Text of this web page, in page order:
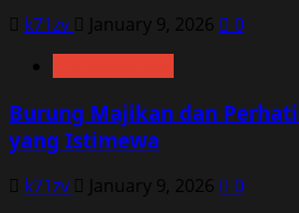
k71zv January 9, 2026
0
Burung Majikan dan
yang Istimewa
k71zv January 9, 2026
0